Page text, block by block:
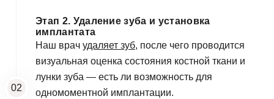
Этап 2. Удаление зуба и установка
имплантата
Наш врач удаляет зуб, после чего проводится
визуальная оценка состояния костной ткани и
лунки зуба — есть ли возможность для
одномоментной имплантации.
Оставить отзыв